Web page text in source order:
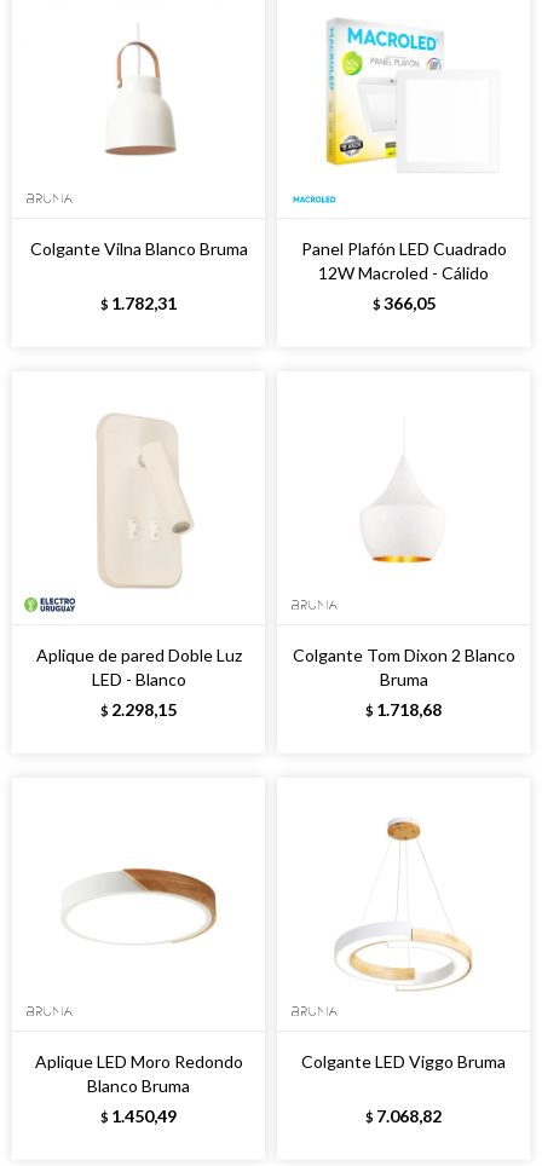
Colgante Vilna Blanco Bruma
$ 1.782,31
Panel Plafón LED Cuadrado
12W Macroled - Cálido
$ 366,05
Aplique de pared Doble Luz
LED - Blanco
$ 2.298,15
Colgante Tom Dixon 2 Blanco
Bruma
$ 1.718,68
Aplique LED Moro Redondo
Blanco Bruma
$ 1.450,49
Colgante LED Viggo Bruma
$ 7.068,82